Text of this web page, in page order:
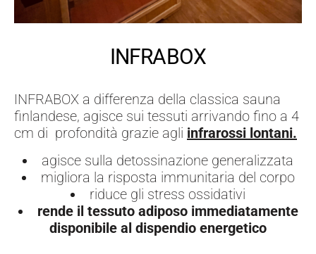
INFRABOX
INFRABOX a differenza della classica sauna
finlandese, agisce sui tessuti arrivando fino a 4
cm di profondità grazie agli infrarossi lontani.
agisce sulla detossinazione generalizzata
migliora la risposta immunitaria del corpo
riduce gli stress ossidativi
rende il tessuto adiposo immediatamente
disponibile al dispendio energetico